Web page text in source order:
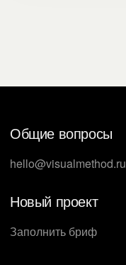
Общие вопросы
hello@visualmethod.ru
Новый проект
Заполнить бриф